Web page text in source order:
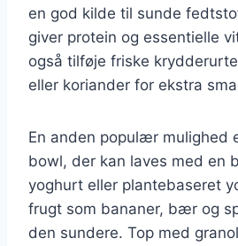
en god kilde til sunde
giver protein og essentielle
også tilføje friske
eller koriander for ekstra
En anden populær mulighed
bowl, der kan laves med en
yoghurt eller plantebaseret
frugt som bananer, bær og
den sundere. Top med